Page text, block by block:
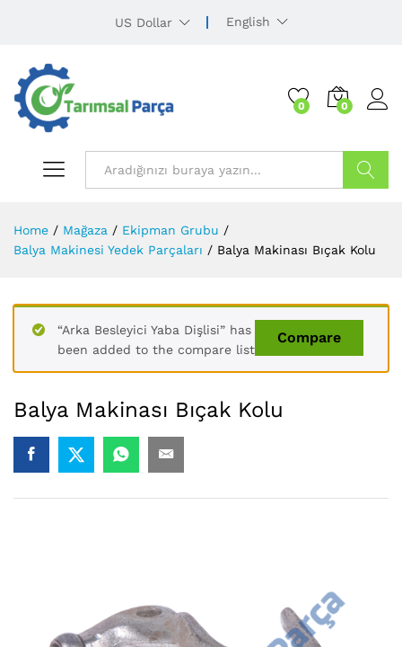
US Dollar English
0 0
Home / Mağaza / Ekipman Grubu /
Balya Makinesi Yedek Parçaları / Balya Makinası Bıçak Kolu
Compare
“Arka Besleyici Yaba Dişlisi” has
been added to the compare list
Balya Makinası Bıçak Kolu